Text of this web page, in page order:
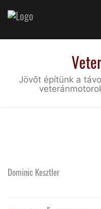
Jövőt építünk a
Dominic Kesztler